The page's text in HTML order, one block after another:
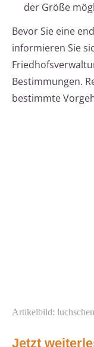
der Größe
Bevor Sie eine
informieren Sie
Bestimmungen.
bestimmte
Artikelbild:
Jetzt